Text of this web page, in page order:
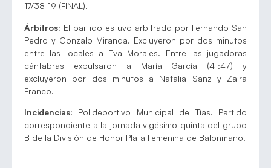
17/38-19 (FINAL).
Árbitros: El partido estuvo arbitrado por Fernando San
Pedro y Gonzalo Miranda. Excluyeron por dos minutos
entre las locales a Eva Morales. Entre las jugadoras
cántabras expulsaron a María García (41:47) y
excluyeron por dos minutos a Natalia Sanz y Zaira
Franco.
Incidencias: Polideportivo Municipal de Tías. Partido
correspondiente a la jornada vigésimo quinta del grupo
B de la División de Honor Plata Femenina de Balonmano.